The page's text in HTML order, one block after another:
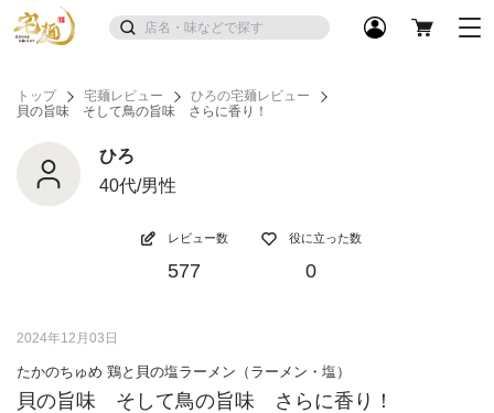
トップ 宅麺レビュー
ひろの宅麺レビュー
貝の旨味 そして鳥の旨味 さらに香り！
ひろ
40代/男性
レビュー数
577
役に立った数
0
2024年12月03日
たかのちゅめ 鶏と貝の塩ラーメン（ラーメン・塩）
貝の旨味 そして鳥の旨味 さらに香り！